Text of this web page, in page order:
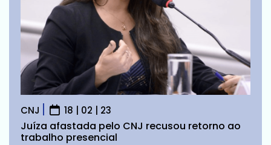
CNJ 18 | 02 | 23
Juíza afastada pelo CNJ recusou retorno ao
trabalho presencial